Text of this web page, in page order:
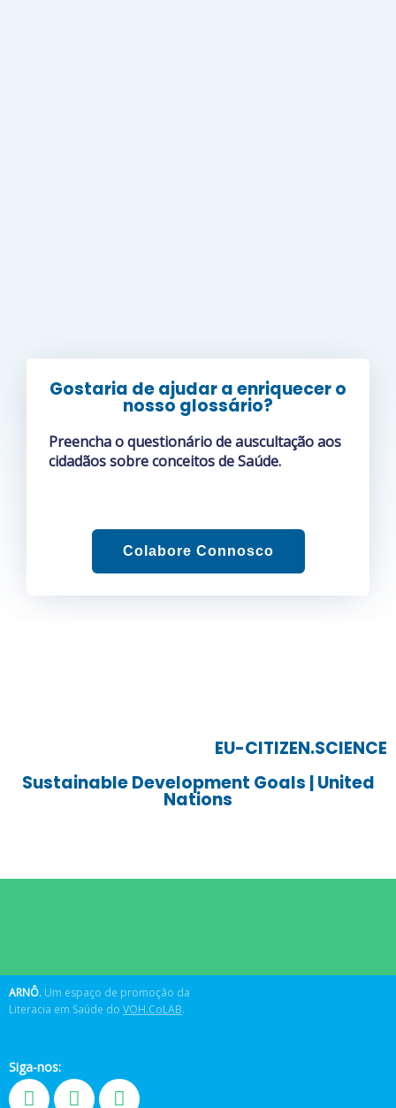
Gostaria de ajudar a enriquecer o
nosso glossário?
Preencha o questionário de auscultação aos
cidadãos sobre conceitos de Saúde.
Colabore Connosco
EU-CITIZEN.SCIENCE
Sustainable Development Goals | United
Nations
ARNÔ. Um espaço de promoção da
Literacia em Saúde do VOH.CoLAB.
Siga-nos: